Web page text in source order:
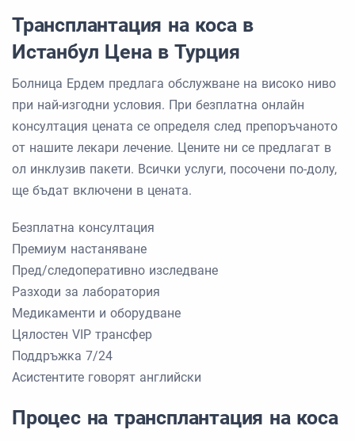
Трансплантация на коса в
Истанбул Цена в Турция
Болница Ердем предлага обслужване на високо ниво
при най-изгодни условия. При безплатна онлайн
консултация цената се определя след препоръчаното
от нашите лекари лечение. Цените ни се предлагат в
ол инклузив пакети. Всички услуги, посочени по-долу,
ще бъдат включени в цената.
Безплатна консултация
Премиум настаняване
Пред/следоперативно изследване
Разходи за лаборатория
Медикаменти и оборудване
Цялостен VIP трансфер
Поддръжка 7/24
Асистентите говорят английски
Процес на трансплантация на коса